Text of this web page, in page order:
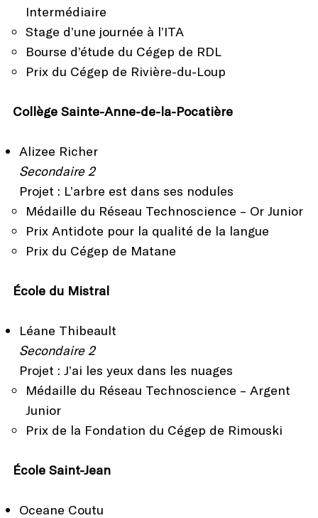
Intermédiaire
Stage d’une journée à l’ITA
Bourse d’étude du Cégep de RDL
Prix du Cégep de Rivière-du-Loup
Collège Sainte-Anne-de-la-Pocatière
Alizee Richer
Secondaire 2
Projet : L’arbre est dans ses nodules
Médaille du Réseau Technoscience – Or Junior
Prix Antidote pour la qualité de la langue
Prix du Cégep de Matane
École du Mistral
Léane Thibeault
Secondaire 2
Projet : J’ai les yeux dans les nuages
Médaille du Réseau Technoscience – Argent
Junior
Prix de la Fondation du Cégep de Rimouski
École Saint-Jean
Oceane Coutu